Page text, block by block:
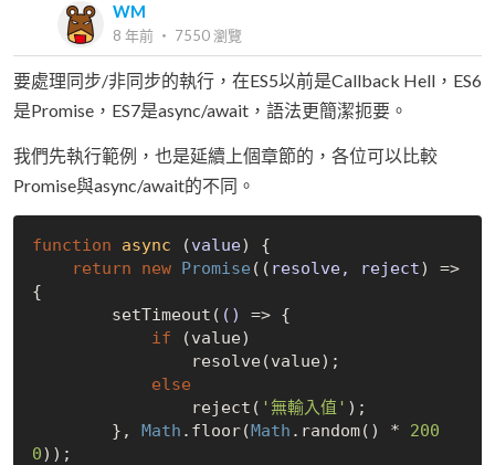
WM
8 年前 ‧ 7550瀏覽
要處理同步/非同步的執行，在ES5以前是Callback Hell，ES6
是Promise，ES7是async/await，語法更簡潔扼要。
我們先執行範例，也是延續上個章節的，各位可以比較
Promise與async/await的不同。
function async (value) {
return
new Promise ( ( resolve, reject) =>
{
        setTimeout(
() => {
if (value)
else
                reject(
'無輸入值' );
        },
Math .floor(Math .random() * 200
0));